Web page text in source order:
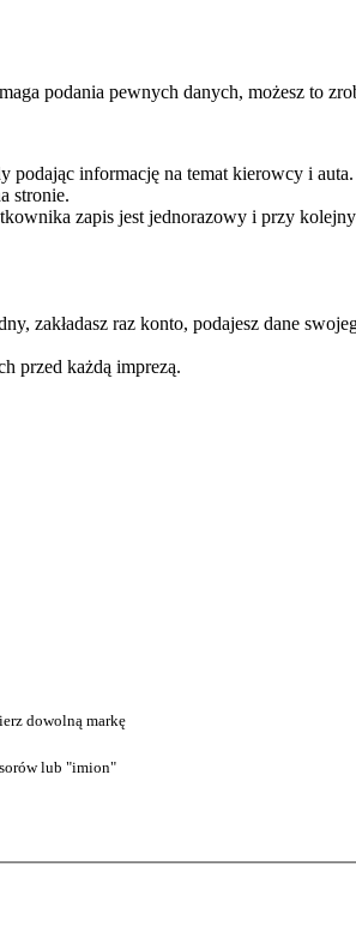
podania pewnych danych, możesz to
podając informację na temat kierowcy i auta.
stronie.
zapis jest jednorazowy i przy
dane swojego auta lub aut, oraz pilotów, a podczas rejestracji wybierasz
przed każdą imprezą.
dowolną markę
lub "imion"